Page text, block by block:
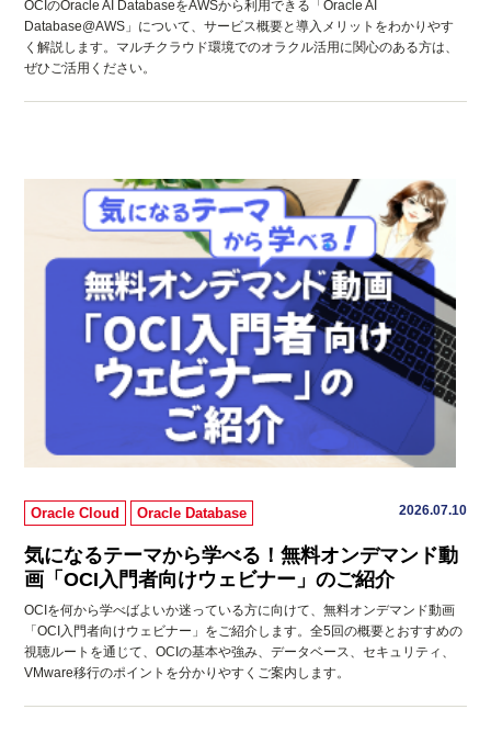
OCIのOracle AI DatabaseをAWSから利用できる「Oracle AI
Database@AWS」について、サービス概要と導入メリットをわかりやす
く解説します。マルチクラウド環境でのオラクル活用に関心のある方は、
ぜひご活用ください。
Oracle Cloud Oracle Database 2026.07.10
気になるテーマから学べる！無料オンデマンド動
画「OCI入門者向けウェビナー」のご紹介
OCIを何から学べばよいか迷っている方に向けて、無料オンデマンド動画
「OCI入門者向けウェビナー」をご紹介します。全5回の概要とおすすめの
視聴ルートを通じて、OCIの基本や強み、データベース、セキュリティ、
VMware移行のポイントを分かりやすくご案内します。